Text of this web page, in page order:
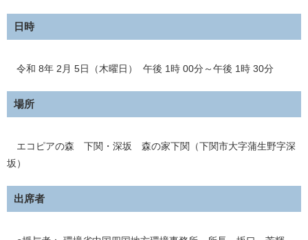
日時
​ 令和 8年 2月 5日（木曜日） 午後 1時 00分～午後 1時 30分
場所
エコピアの森 下関・深坂 森の家下関（下関市大字蒲生野字深
坂）
出席者